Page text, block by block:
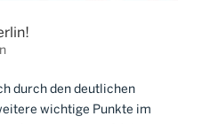
durch den deutlichen
wichtige Punkte im